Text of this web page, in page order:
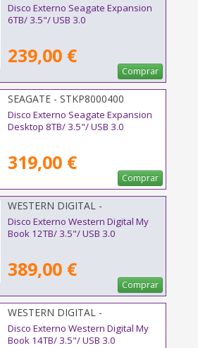
Disco Externo Seagate Expansion
6TB/ 3.5"/ USB 3.0
239,00 €
Comprar
SEAGATE - STKP8000400
Disco Externo Seagate Expansion
Desktop 8TB/ 3.5"/ USB 3.0
319,00 €
Comprar
WESTERN DIGITAL -
WDBBGB0120HBK-EESN
Disco Externo Western Digital My
Book 12TB/ 3.5"/ USB 3.0
389,00 €
Comprar
WESTERN DIGITAL -
WDBBGB0140HBK-EESN
Disco Externo Western Digital My
Book 14TB/ 3.5"/ USB 3.0